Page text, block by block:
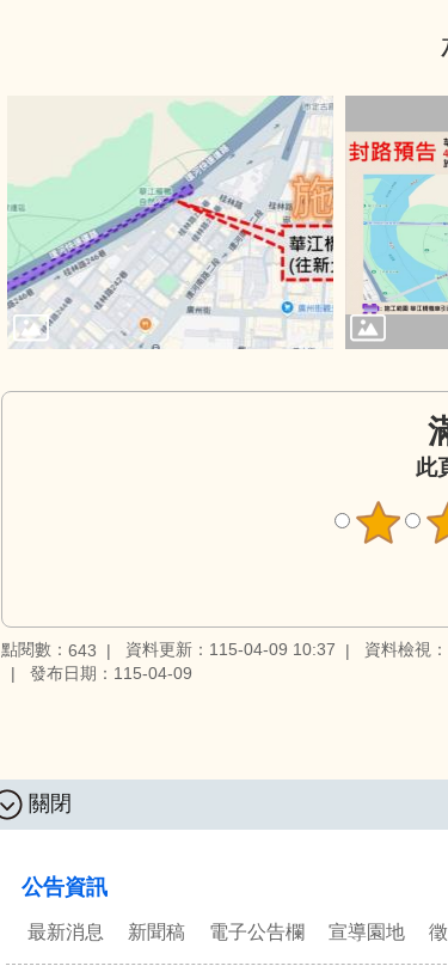
此
點閱數： 643 資料更新：115-04-09 10:37 資料檢視
發布日期：115-04-09
關閉
公告資訊
最新消息 新聞稿 電子公告欄 宣導園地